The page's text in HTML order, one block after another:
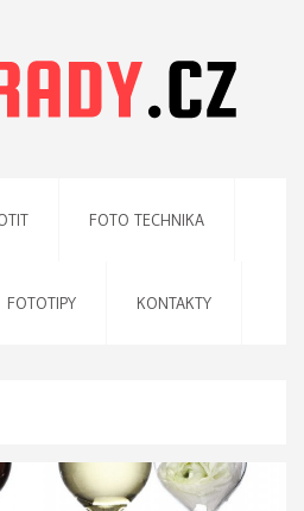
FOTO TECHNIKA
FOTOTIPY KONTAKTY